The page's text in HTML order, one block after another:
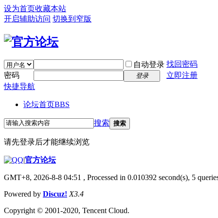
设为首页收藏本站
开启辅助访问 切换到窄版
自动登录 找回密码
密码
登录
立即注册
快捷导航
论坛首页BBS
搜索 搜索
请先登录后才能继续浏览
|官方论坛
GMT+8, 2026-8-8 04:51 , Processed in 0.010392 second(s), 5
Powered by Discuz! X3.4
Copyright © 2001-2020, Tencent Cloud.